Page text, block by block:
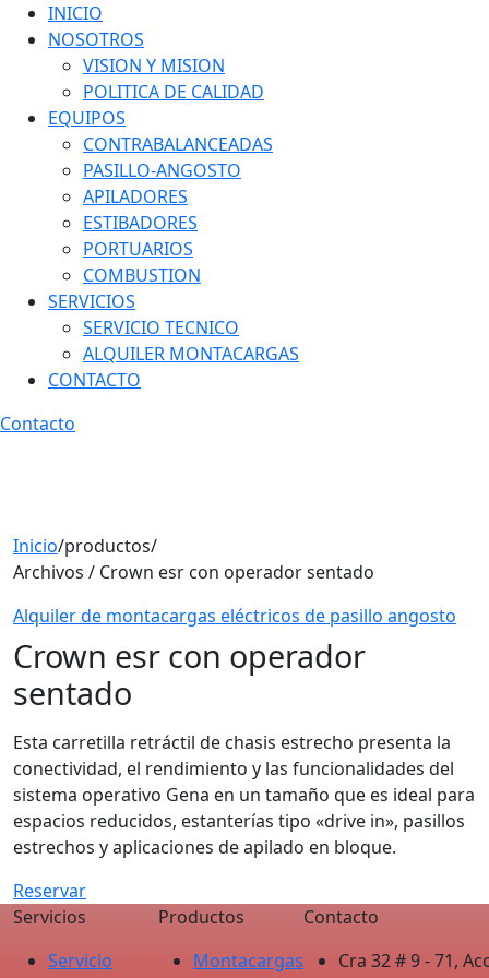
INICIO
NOSOTROS
VISION Y MISION
POLITICA DE CALIDAD
EQUIPOS
CONTRABALANCEADAS
PASILLO-ANGOSTO
APILADORES
ESTIBADORES
PORTUARIOS
COMBUSTION
SERVICIOS
SERVICIO TECNICO
ALQUILER MONTACARGAS
CONTACTO
Contacto
Inicio/productos/
Archivos / Crown esr con operador sentado
Alquiler de montacargas eléctricos de pasillo angosto
Crown esr con operador
sentado
Esta carretilla retráctil de chasis estrecho presenta la
conectividad, el rendimiento y las funcionalidades del
sistema operativo Gena en un tamaño que es ideal para
espacios reducidos, estanterías tipo «drive in», pasillos
estrechos y aplicaciones de apilado en bloque.
Reservar
Servicios
Servicio
Productos
Montacargas
Contacto
Cra 32 # 9 - 71,